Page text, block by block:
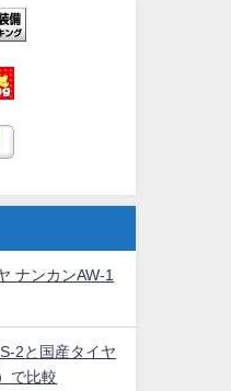
ナンカンAW-1
2と国産タイヤ
で比較